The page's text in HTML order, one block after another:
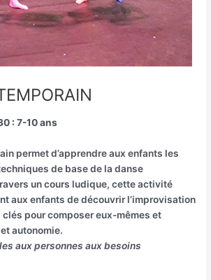
: 7-10 ans
permet d’apprendre aux enfants les
de base de la danse
un cours ludique, cette activité
aux enfants de découvrir l’improvisation
clés pour composer eux-mêmes et
autonomie.
aux personnes aux besoins